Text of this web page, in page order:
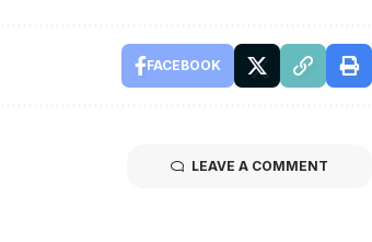
FACEBOOK
LEAVE A COMMENT